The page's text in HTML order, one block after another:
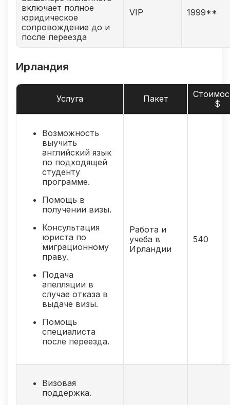
включает полное
юридическое
сопровождение до и
после переезда
VIP 1999**
Ирландия
Услуга Пакет
$
Возможность
выучить
английский язык
по подходящей
студенту
программе.
Помощь в
получении визы.
Консультация
юриста по
миграционному
праву.
Подача
апелляции в
случае отказа в
выдаче визы.
Помощь
специалиста
после переезда.
Работа и
учеба в
Ирландии
540
Визовая
поддержка.